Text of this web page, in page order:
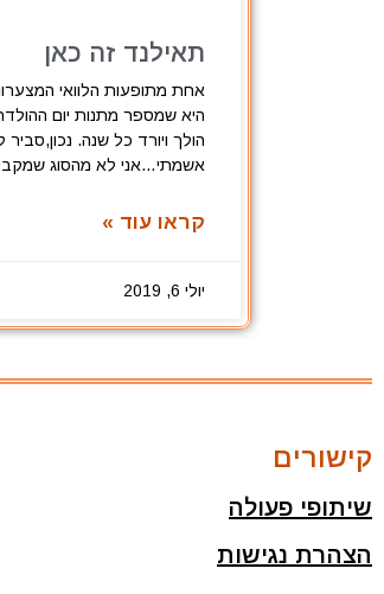
תאילנד זה כאן
אחת מתופעות הלוואי
היא שמספר מתנות יום
הולך ויורד כל שנה.
אשמתי…אני לא מהסוג
קראו עוד »
יולי 6, 2019
קישורים
שיתופי פעולה
הצהרת נגישות